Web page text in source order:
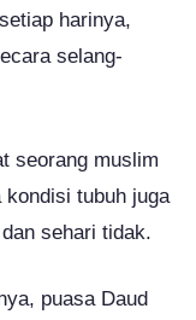
harinya,
selang-
seorang muslim
tubuh juga
sehari tidak.
puasa Daud